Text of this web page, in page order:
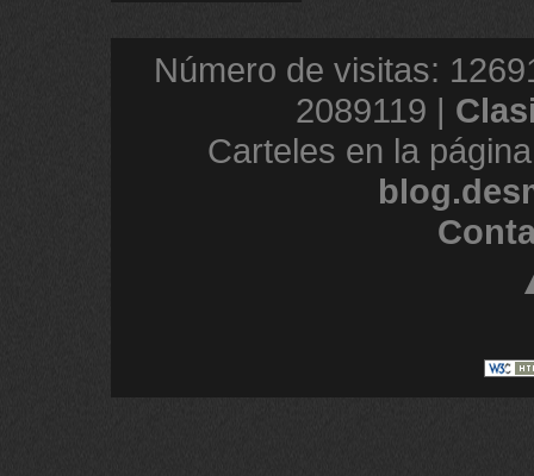
Número de visitas:
2089119 |
Carteles en la